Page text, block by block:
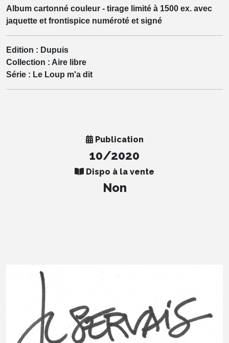
Album cartonné couleur - tirage limité à 1500 ex. avec
jaquette et frontispice numéroté et signé
Edition : Dupuis
Collection : Aire libre
Série : Le Loup m'a dit
Publication
10/2020
Dispo à la vente
Non